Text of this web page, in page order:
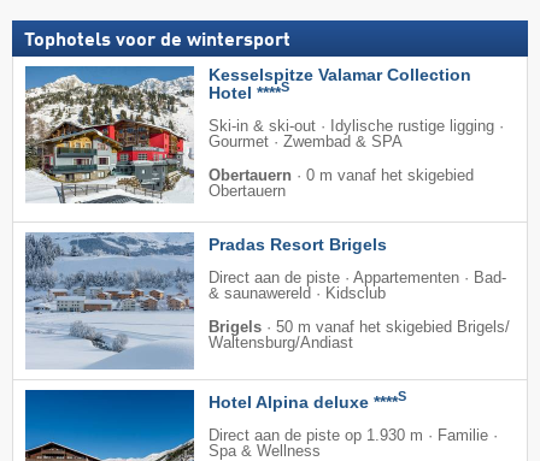
Tophotels voor de wintersport
Kesselspitze Valamar Collection
Hotel ****S
Ski-in & ski-out · Idylische rustige ligging ·
Gourmet · Zwembad & SPA
Obertauern · 0 m vanaf het skigebied
Obertauern
Pradas Resort Brigels
Direct aan de piste · Appartementen · Bad-
& saunawereld · Kidsclub
Brigels · 50 m vanaf het skigebied Brigels/​
Waltensburg/​Andiast
Hotel Alpina deluxe ****S
Direct aan de piste op 1.930 m · Familie ·
Spa & Wellness